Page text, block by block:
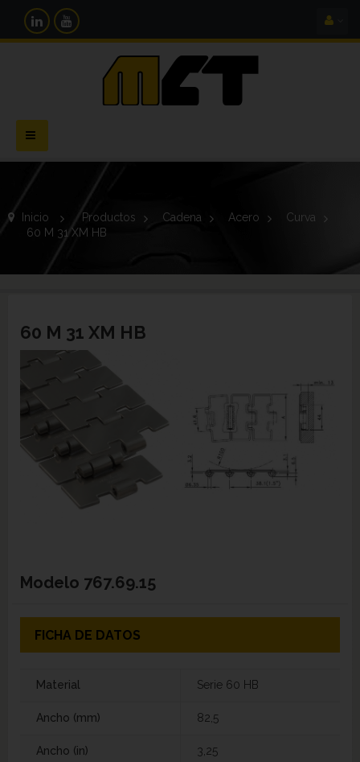
Navegación
Toggle
Inicio > Productos > Cadena > Acero >
Curva
60 M 31 XM HB
60 M 31 XM HB
Modelo 767.69.15
FICHA DE DATOS
Material Serie 60 HB
Ancho (mm) 82,5
Ancho (in) 3,25